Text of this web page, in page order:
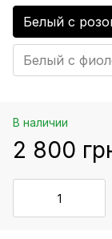
Белый с
Белый с
В наличии
2 800